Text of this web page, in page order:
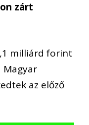
zárt
milliárd forint
Magyar
az előző